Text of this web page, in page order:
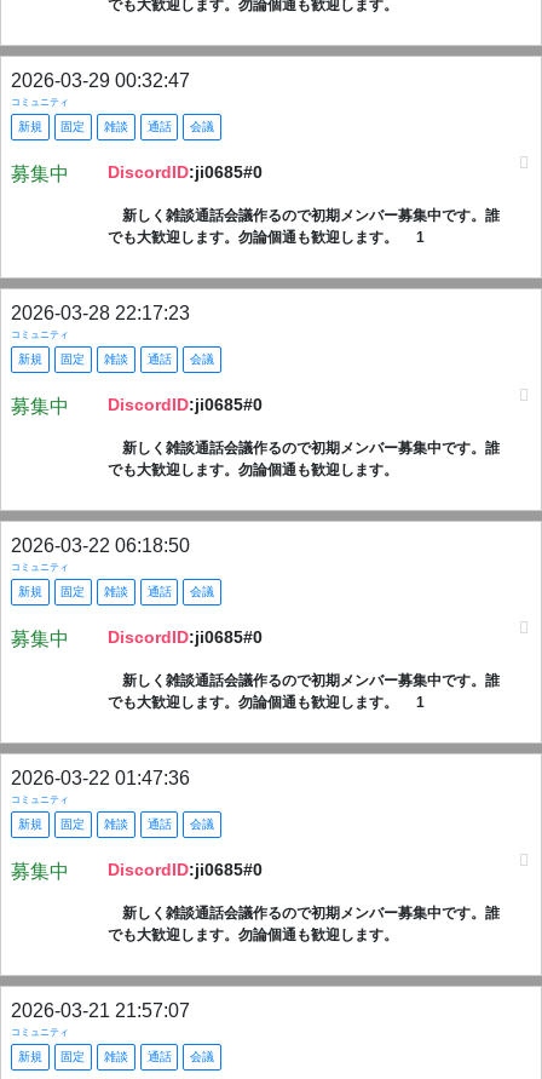
でも大歓迎します。勿論個通も歓迎します。
2026-03-29 00:32:47
コミュニティ
新規 固定 雑談 通話 会議
募集中 DiscordID:ji0685#0
新しく雑談通話会議作るので初期メンバー募集中です。誰
でも大歓迎します。勿論個通も歓迎します。 1
2026-03-28 22:17:23
コミュニティ
新規 固定 雑談 通話 会議
募集中 DiscordID:ji0685#0
新しく雑談通話会議作るので初期メンバー募集中です。誰
でも大歓迎します。勿論個通も歓迎します。
2026-03-22 06:18:50
コミュニティ
新規 固定 雑談 通話 会議
募集中 DiscordID:ji0685#0
新しく雑談通話会議作るので初期メンバー募集中です。誰
でも大歓迎します。勿論個通も歓迎します。 1
2026-03-22 01:47:36
コミュニティ
新規 固定 雑談 通話 会議
募集中 DiscordID:ji0685#0
新しく雑談通話会議作るので初期メンバー募集中です。誰
でも大歓迎します。勿論個通も歓迎します。
2026-03-21 21:57:07
コミュニティ
新規 固定 雑談 通話 会議